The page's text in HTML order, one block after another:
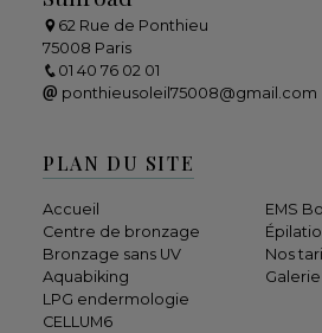
62 Rue de Ponthieu
75008 Paris
01 40 76 02 01
ponthieusoleil75008@gmail.com
PLAN DU SITE
Accueil
Centre de bronzage
Bronzage sans UV
Aquabiking
LPG endermologie
CELLUM6
EMS
Nos